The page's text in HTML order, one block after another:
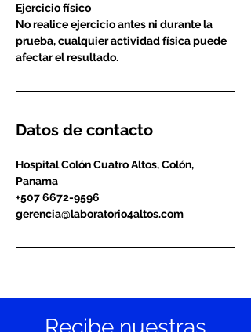
Ejercicio físico
No realice ejercicio antes ni durante la
prueba, cualquier actividad física puede
afectar el resultado.
Datos de contacto
Hospital Colón Cuatro Altos, Colón,
Panama
+507 6672-9596
gerencia@laboratorio4altos.com
Recibe nuestras